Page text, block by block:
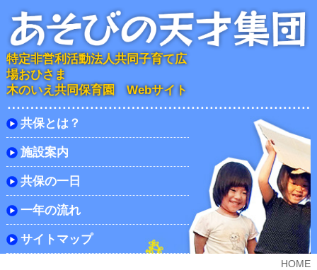
特定非営利活動法人共同子育て広
場おひさま
木のいえ共同保育園 Webサイト
共保とは？
施設案内
共保の一日
一年の流れ
サイトマップ
HOME